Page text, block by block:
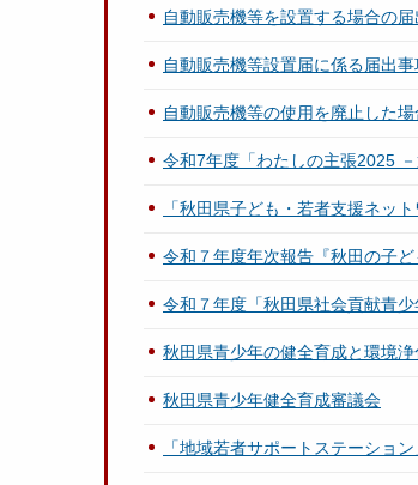
自動販売機等を設置する場合の
自動販売機等設置届に係る届出
自動販売機等の使用を廃止した
令和7年度「わたしの主張2025
「秋田県子ども・若者支援ネッ
令和７年度年次報告『秋田の子
令和７年度「秋田県社会貢献青
秋田県青少年の健全育成と環境浄
秋田県青少年健全育成審議会
「地域若者サポートステーショ